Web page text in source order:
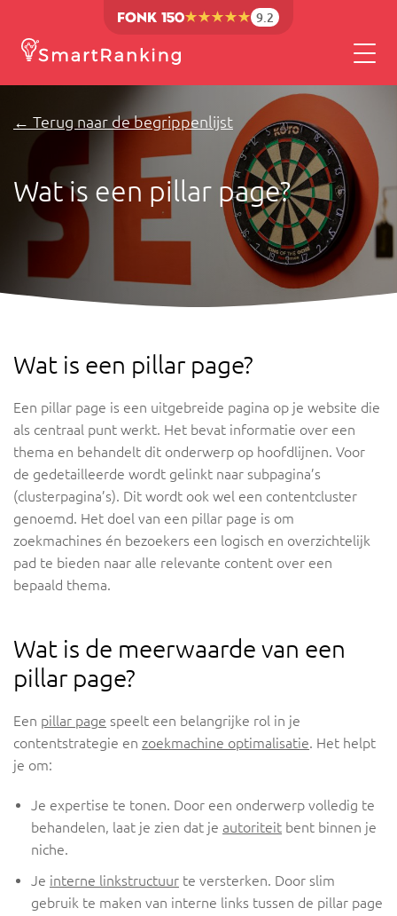
9.2
← Terug naar de begrippenlijst
Wat is een pillar page?
Wat is een pillar page?
Een pillar page is een uitgebreide pagina op je website die
als centraal punt werkt. Het bevat informatie over een
thema en behandelt dit onderwerp op hoofdlijnen. Voor
de gedetailleerde wordt gelinkt naar subpagina’s
(clusterpagina’s). Dit wordt ook wel een contentcluster
genoemd. Het doel van een pillar page is om
zoekmachines én bezoekers een logisch en overzichtelijk
pad te bieden naar alle relevante content over een
bepaald thema.
Wat is de meerwaarde van een
pillar page?
Een pillar page speelt een belangrijke rol in je
contentstrategie en zoekmachine optimalisatie. Het helpt
je om:
Je expertise te tonen. Door een onderwerp volledig te
behandelen, laat je zien dat je autoriteit bent binnen je
niche.
Je interne linkstructuur te versterken. Door slim
gebruik te maken van interne links tussen de pillar page